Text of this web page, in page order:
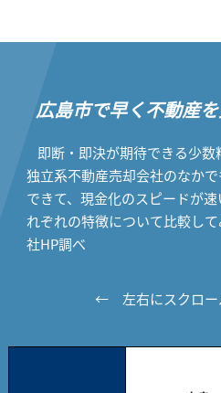
広島市で早く不動産
即断・即決が期待できる少
独立系不動産売却会社のなか
できて、現金化のスピードが
れぞれの特徴について比較し
社HP調べ
← 左右にスクロ